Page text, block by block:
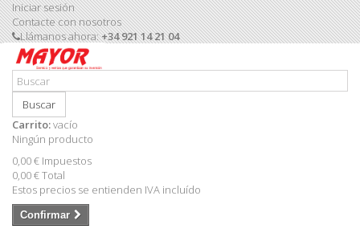
Iniciar sesión
Contacte con nosotros
Llámanos ahora:+34 921 14 21 04
Buscar
Carrito:vacío
Ningún producto
0,00 € Impuestos
0,00 €Total
Estos precios se entienden IVA incluído
Confirmar